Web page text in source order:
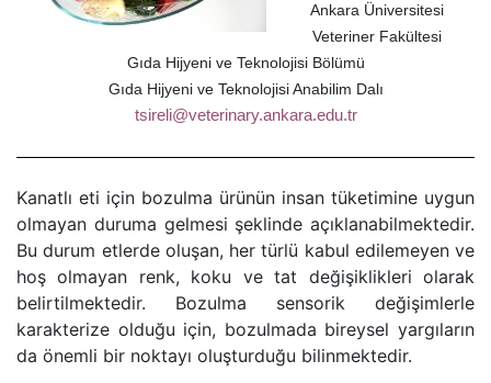
Ankara Üniversitesi
Veteriner Fakültesi
Gıda Hijyeni ve Teknolojisi Bölümü
Gıda Hijyeni ve Teknolojisi Anabilim Dalı
tsireli@veterinary.ankara.edu.tr
Kanatlı eti için bozulma ürünün insan tüketimine uygun
olmayan duruma gelmesi şeklinde açıklanabilmektedir.
Bu durum etlerde oluşan, her türlü kabul edilemeyen ve
hoş olmayan renk, koku ve tat değişiklikleri olarak
belirtilmektedir. Bozulma sensorik değişimlerle
karakterize olduğu için, bozulmada bireysel yargıların
da önemli bir noktayı oluşturduğu bilinmektedir.